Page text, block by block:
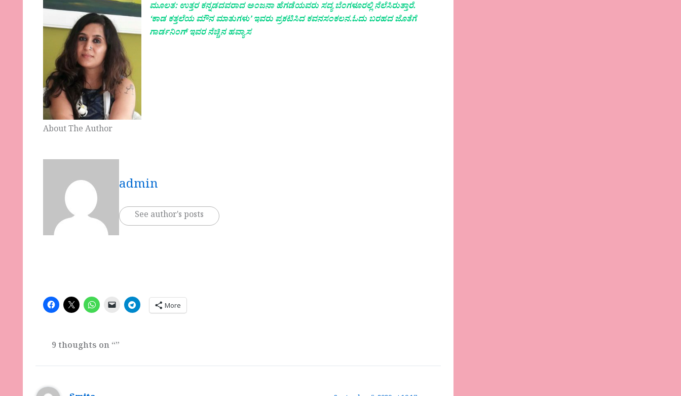
ಮೂಲತ: ಉತ್ತರ ಕನ್ನಡದವರಾದ ಅಂಜನಾ ಹೆಗಡೆಯವರು ಸದ್ಯ ಬೆಂಗಳೂರಲ್ಲಿ ನೆಲೆಸಿರುತ್ತಾರೆ.
‘ಕಾಡ ಕತ್ತಲೆಯ ಮೌನ ಮಾತುಗಳು’ ಇವರು ಪ್ರಕಟಿಸಿದ ಕವನಸಂಕಲನ.ಓದು ಬರಹದ ಜೊತೆಗೆ
ಗಾರ್ಡನಿಂಗ್ ಇವರ ನೆಚ್ಚಿನ ಹವ್ಯಾಸ
About The Author
admin
See author's posts
More
9 thoughts on “”